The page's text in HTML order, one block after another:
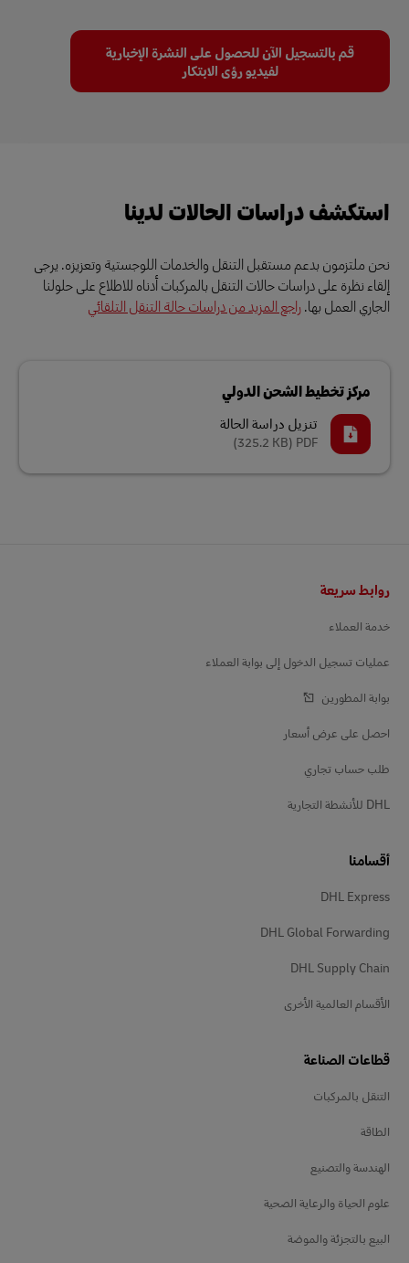
قم بالتسجيل الآن للحصول على النشرة الإخبارية
لفيديو رؤى الابتكار
استكشف دراسات الحالات لدينا
نحن ملتزمون بدعم مستقبل التنقل والخدمات اللوجستية وتعزيزه. يرجى
إلقاء نظرة على دراسات حالات التنقل بالمركبات أدناه للاطلاع على حلولنا
الجاري العمل بها.راجع المزيد من دراسات حالة التنقل التلقائي
مركز تخطيط الشحن الدولي
تنزيل دراسة الحالة
PDF
(325.2 KB)
روابط سريعة
خدمة العملاء
عمليات تسجيل الدخول إلى بوابة العملاء
بوابة المطورين
احصل على عرض أسعار
طلب حساب تجاري
DHL للأنشطة التجارية
أقسامنا
DHL Express
DHL Global Forwarding
DHL Supply Chain
الأقسام العالمية الأخرى
قطاعات الصناعة
التنقل بالمركبات
الطاقة
الهندسة والتصنيع
علوم الحياة والرعاية الصحية
البيع بالتجزئة والموضة